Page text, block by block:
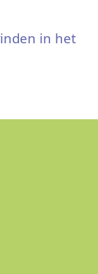
in het